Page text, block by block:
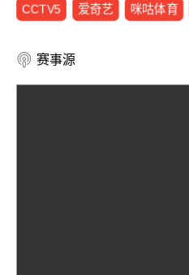
CCTV5 爱奇艺 咪咕体育
赛事源